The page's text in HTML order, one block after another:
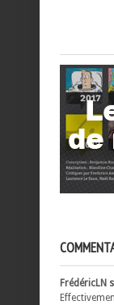
FrédéricLN